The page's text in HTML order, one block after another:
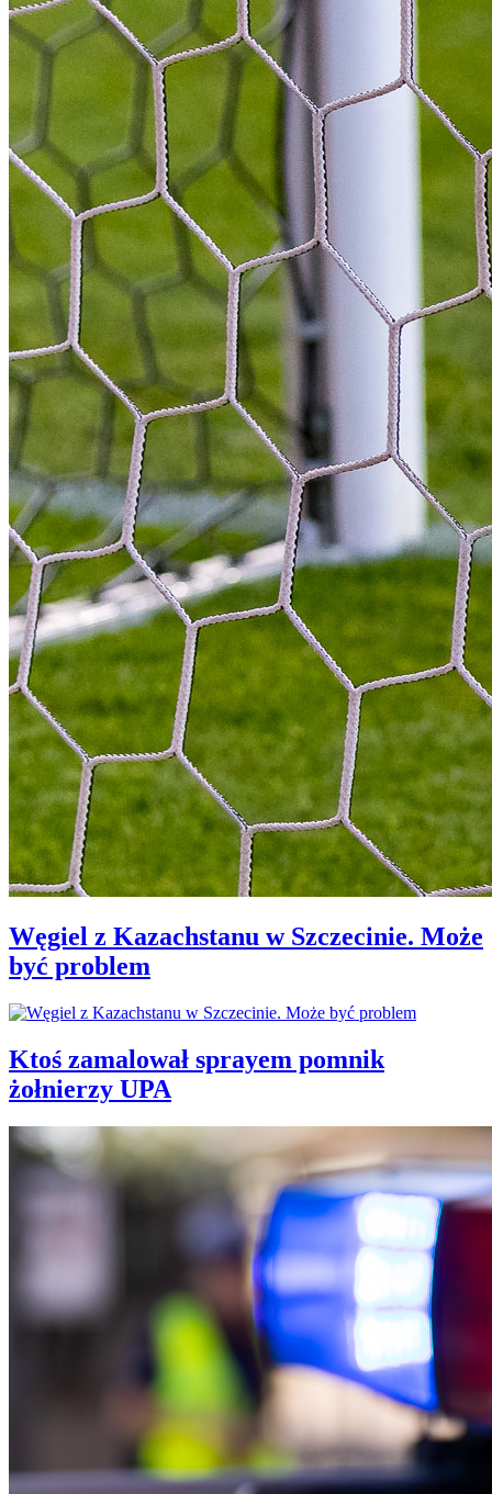
Węgiel z Kazachstanu w Szczecinie. Może
być problem
Ktoś zamalował sprayem pomnik
żołnierzy UPA